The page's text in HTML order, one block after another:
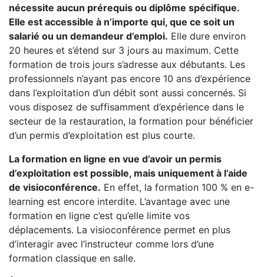
nécessite aucun prérequis ou diplôme spécifique.
Elle est accessible à n’importe qui, que ce soit un
salarié ou un demandeur d’emploi. Elle dure environ
20 heures et s’étend sur 3 jours au maximum. Cette
formation de trois jours s’adresse aux débutants. Les
professionnels n’ayant pas encore 10 ans d’expérience
dans l’exploitation d’un débit sont aussi concernés. Si
vous disposez de suffisamment d’expérience dans le
secteur de la restauration, la formation pour bénéficier
d’un permis d’exploitation est plus courte.
La formation en ligne en vue d’avoir un permis
d’exploitation est possible, mais uniquement à l’aide
de visioconférence. En effet, la formation 100 % en e-
learning est encore interdite. L’avantage avec une
formation en ligne c’est qu’elle limite vos
déplacements. La visioconférence permet en plus
d’interagir avec l’instructeur comme lors d’une
formation classique en salle.